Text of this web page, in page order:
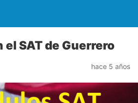
el SAT de Guerrero
hace 5 años